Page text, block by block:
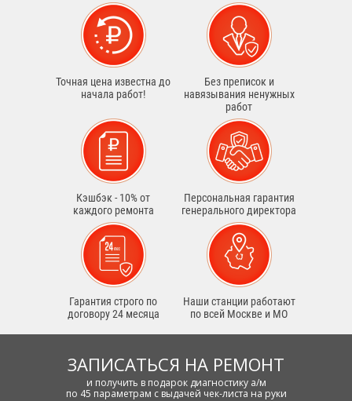
Точная цена известна до
начала работ!
Без преписок и
навязывания ненужных
работ
Кэшбэк - 10% от
каждого ремонта
Персональная гарантия
генерального директора
Гарантия строго по
договору 24 месяца
Наши станции работают
по всей Москве и МО
ЗАПИСАТЬСЯ НА РЕМОНТ
и получить в подарок диагностику а/м
по 45 параметрам с выдачей чек-листа на руки